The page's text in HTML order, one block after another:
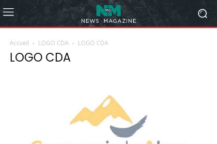
Accueil LOGO CDA LOGO CDA
LOGO CDA